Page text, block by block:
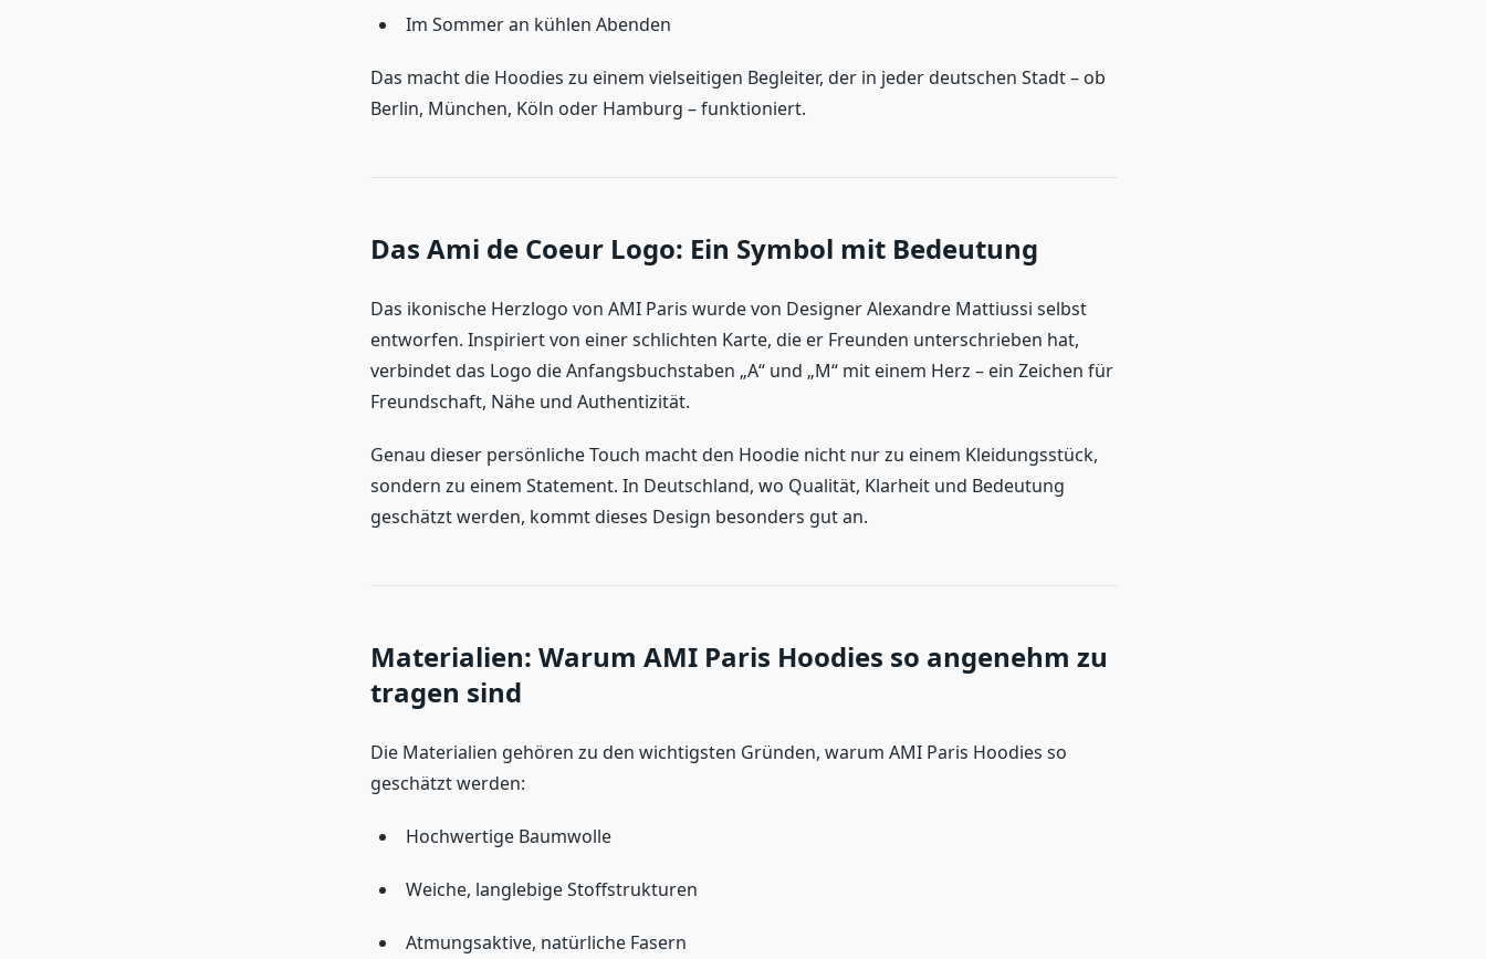
Im Sommer an kühlen Abenden
Das macht die Hoodies zu einem vielseitigen Begleiter, der in jeder deutschen Stadt – ob
Berlin, München, Köln oder Hamburg – funktioniert.
Das Ami de Coeur Logo: Ein Symbol mit Bedeutung
Das ikonische Herzlogo von AMI Paris wurde von Designer Alexandre Mattiussi selbst
entworfen. Inspiriert von einer schlichten Karte, die er Freunden unterschrieben hat,
verbindet das Logo die Anfangsbuchstaben „A“ und „M“ mit einem Herz – ein Zeichen für
Freundschaft, Nähe und Authentizität.
Genau dieser persönliche Touch macht den Hoodie nicht nur zu einem Kleidungsstück,
sondern zu einem Statement. In Deutschland, wo Qualität, Klarheit und Bedeutung
geschätzt werden, kommt dieses Design besonders gut an.
Materialien: Warum AMI Paris Hoodies so angenehm zu
tragen sind
Die Materialien gehören zu den wichtigsten Gründen, warum AMI Paris Hoodies so
geschätzt werden:
Hochwertige Baumwolle
Weiche, langlebige Stoffstrukturen
Atmungsaktive, natürliche Fasern